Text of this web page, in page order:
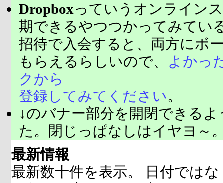
Dropboxっていうオンライン
期できるやつつかってみてい
招待で入会すると、両方にボ
もらえるらしいので、
よかっ
クから
登録してみてください。
↓のバナー部分を開閉できる
た。閉じっぱなしはイヤヨ～
最新情報
最新数十件を表示。 日付では